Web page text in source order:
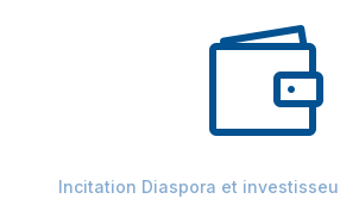

Incitation Diaspora et